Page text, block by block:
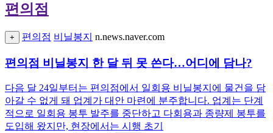
편의점
+ 편의점 비닐봉지 n.news.naver.com
편의점 비닐봉지 한 달 뒤 못 쓴다…어디에 담나?
다음 달 24일부터는 편의점에서 일회용 비닐봉지에 물건을 담
아갈 수 없게 돼 업계가 대안 마련에 분주합니다. 업계는 단계
적으로 일회용 봉투 발주를 중단하고 다회용과 종량제 봉투를
도입해 왔지만, 현장에서는 시행 초기